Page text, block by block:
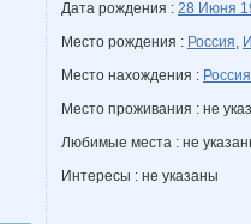
Дата рождения : 28 Июня
Место рождения : Россия,
Место нахождения : Россия
Место проживания : не
Любимые места : не
Интересы : не указаны